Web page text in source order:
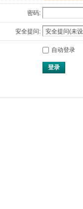
密码:
安全提问:
自动登录
登录